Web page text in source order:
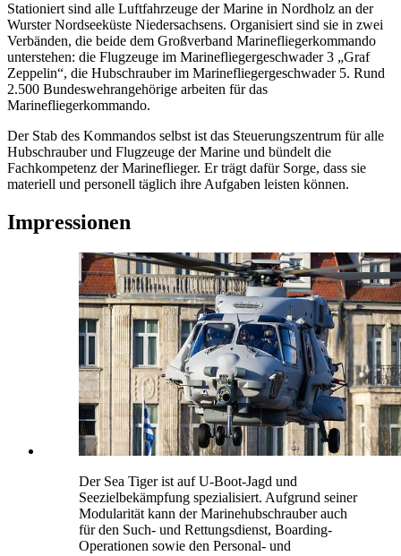
Stationiert sind alle Luftfahrzeuge der Marine in Nordholz an der
Wurster Nordseeküste Niedersachsens. Organisiert sind sie in zwei
Verbänden, die beide dem Großverband Marinefliegerkommando
unterstehen: die Flugzeuge im Marinefliegergeschwader 3 „Graf
Zeppelin“, die Hubschrauber im Marinefliegergeschwader 5. Rund
2.500 Bundeswehrangehörige arbeiten für das
Marinefliegerkommando.
Der Stab des Kommandos selbst ist das Steuerungszentrum für alle
Hubschrauber und Flugzeuge der Marine und bündelt die
Fachkompetenz der Marineflieger. Er trägt dafür Sorge, dass sie
materiell und personell täglich ihre Aufgaben leisten können.
Impressionen
Der Sea Tiger ist auf U-Boot-Jagd und
Seezielbekämpfung spezialisiert. Aufgrund seiner
Modularität kann der Marinehubschrauber auch
für den Such- und Rettungsdienst, Boarding-
Operationen sowie den Personal- und